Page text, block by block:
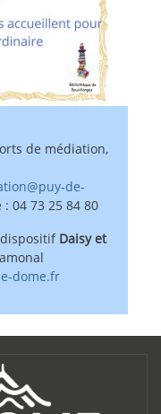
de médiation,
de-
04 73 25 84 80
Daisy et
dome.fr